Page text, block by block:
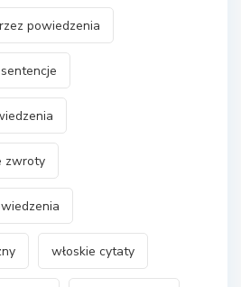
powiedzenia
zwroty
włoskie cytaty